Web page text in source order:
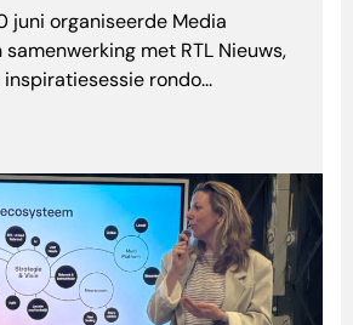
juni organiseerde Media
samenwerking met RTL Nieuws,
rondo...